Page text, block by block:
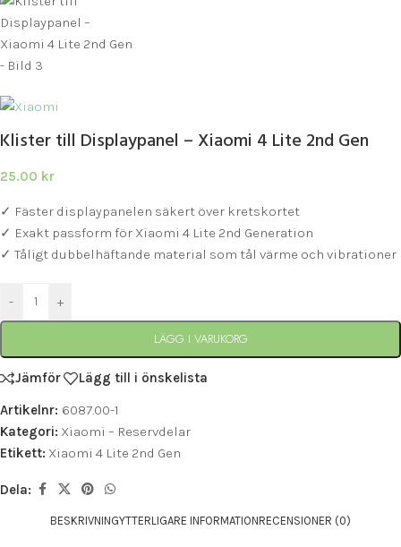
Klister till Displaypanel – Xiaomi 4 Lite 2nd Gen
25.00 kr
✓ Fäster displaypanelen säkert över kretskortet
✓ Exakt passform för Xiaomi 4 Lite 2nd Generation
✓ Tåligt dubbelhäftande material som tål värme och vibrationer
- +
LÄGG I VARUKORG
Jämför
Lägg till i önskelista
Artikelnr: 6087.00-1
Kategori: Xiaomi – Reservdelar
Etikett: Xiaomi 4 Lite 2nd Gen
Dela:
BESKRIVNINGYTTERLIGARE INFORMATIONRECENSIONER (0)